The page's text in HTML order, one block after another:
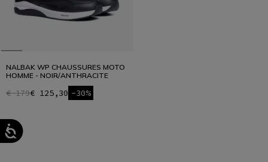
NALBAK WP CHAUSSURES MOTO
HOMME - NOIR/ANTHRACITE
€ 179€ 125,30 -30%